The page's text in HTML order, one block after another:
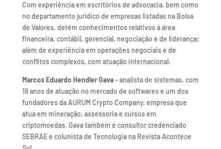
Com experiência em escritórios de advocacia, bem como
no departamento jurídico de empresas listadas na Bolsa
de Valores, detém conhecimentos relativos à área
financeira, contábil, gerencial, negociação e de liderança;
além de experiência em operações negociais e de
conflitos complexos, com atuação internacional.
Marcos Eduardo Hendler Gava– analista de sistemas, com
18 anos de atuação no mercado de softwares e um dos
fundadores da AURUM Crypto Company, empresa que
atua em mineração, assessoria e cursos em
criptomoedas. Gava também é consultor credenciado
SEBRAE e colunista de Tecnologia na Revista Acontece